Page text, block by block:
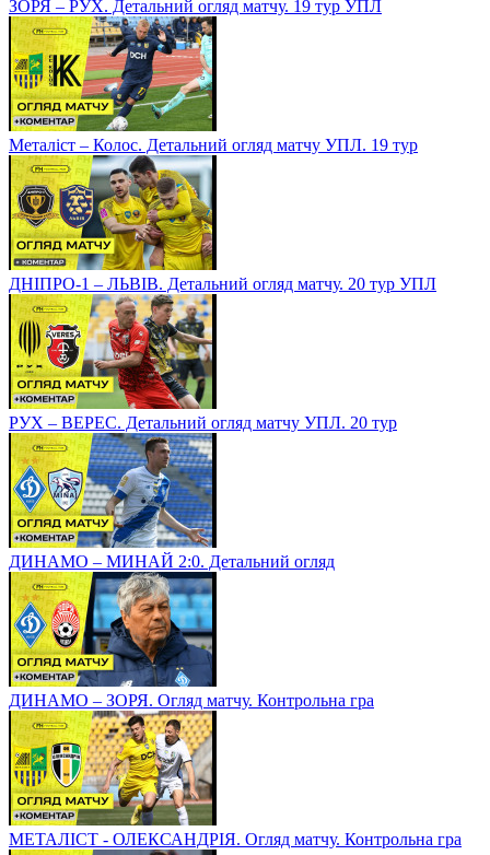
ЗОРЯ – РУХ. Детальний огляд матчу. 19 тур УПЛ
Металіст – Колос. Детальний огляд матчу УПЛ. 19 тур
ДНІПРО-1 – ЛЬВІВ. Детальний огляд матчу. 20 тур УПЛ
РУХ – ВЕРЕС. Детальний огляд матчу УПЛ. 20 тур
ДИНАМО – МИНАЙ 2:0. Детальний огляд
ДИНАМО – ЗОРЯ. Огляд матчу. Контрольна гра
МЕТАЛІСТ - ОЛЕКСАНДРІЯ. Огляд матчу. Контрольна гра